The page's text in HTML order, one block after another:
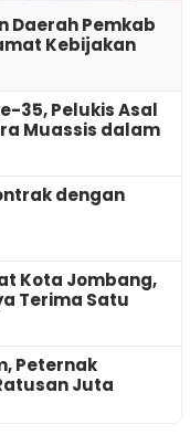
Daerah Pemkab
Kebijakan
35, Pelukis Asal
Muassis dalam
dengan
Kota Jombang,
Terima Satu
Peternak
Juta